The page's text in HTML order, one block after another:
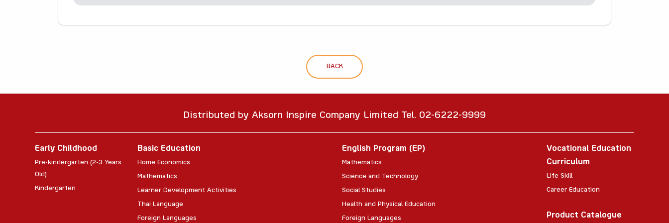
BACK
Distributed by Aksorn Inspire Company Limited Tel. 02-6222-9999
Early Childhood
Pre-kindergarten (2-3 Years
Old)
Kindergarten
Basic Education
Home Economics
Mathematics
Learner Development Activities
Thai Language
Foreign Languages
English Program (EP)
Mathematics
Science and Technology
Social Studies
Health and Physical Education
Foreign Languages
Vocational Education
Curriculum
Life Skill
Career Education
Product Catalogue